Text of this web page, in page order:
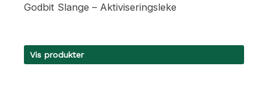
Godbit Slange – Aktiviseringsleke
Vis produkter